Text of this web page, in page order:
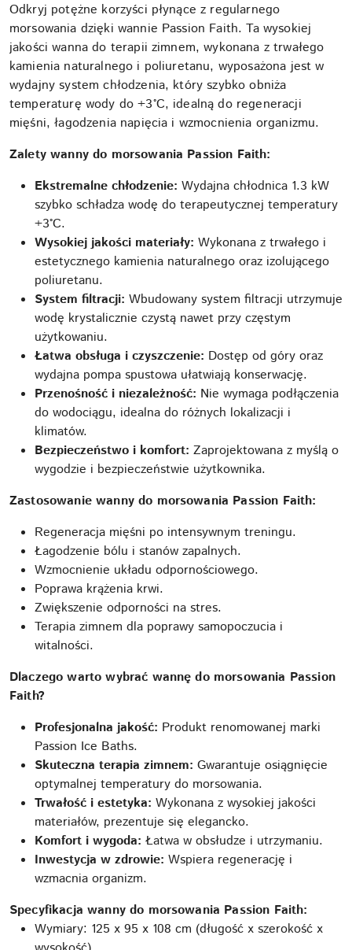
Odkryj potężne korzyści płynące z regularnego
morsowania dzięki wannie Passion Faith. Ta wysokiej
jakości wanna do terapii zimnem, wykonana z trwałego
kamienia naturalnego i poliuretanu, wyposażona jest w
wydajny system chłodzenia, który szybko obniża
temperaturę wody do +3°C, idealną do regeneracji
mięśni, łagodzenia napięcia i wzmocnienia organizmu.
Zalety wanny do morsowania Passion Faith:
Ekstremalne chłodzenie: Wydajna chłodnica 1.3 kW
szybko schładza wodę do terapeutycznej temperatury
+3°C.
Wysokiej jakości materiały: Wykonana z trwałego i
estetycznego kamienia naturalnego oraz izolującego
poliuretanu.
System filtracji: Wbudowany system filtracji utrzymuje
wodę krystalicznie czystą nawet przy częstym
użytkowaniu.
Łatwa obsługa i czyszczenie: Dostęp od góry oraz
wydajna pompa spustowa ułatwiają konserwację.
Przenośność i niezależność: Nie wymaga podłączenia
do wodociągu, idealna do różnych lokalizacji i
klimatów.
Bezpieczeństwo i komfort: Zaprojektowana z myślą o
wygodzie i bezpieczeństwie użytkownika.
Zastosowanie wanny do morsowania Passion Faith:
Regeneracja mięśni po intensywnym treningu.
Łagodzenie bólu i stanów zapalnych.
Wzmocnienie układu odpornościowego.
Poprawa krążenia krwi.
Zwiększenie odporności na stres.
Terapia zimnem dla poprawy samopoczucia i
witalności.
Dlaczego warto wybrać wannę do morsowania Passion
Faith?
Profesjonalna jakość: Produkt renomowanej marki
Passion Ice Baths.
Skuteczna terapia zimnem: Gwarantuje osiągnięcie
optymalnej temperatury do morsowania.
Trwałość i estetyka: Wykonana z wysokiej jakości
materiałów, prezentuje się elegancko.
Komfort i wygoda: Łatwa w obsłudze i utrzymaniu.
Inwestycja w zdrowie: Wspiera regenerację i
wzmacnia organizm.
Specyfikacja wanny do morsowania Passion Faith:
Wymiary: 125 x 95 x 108 cm (długość x szerokość x